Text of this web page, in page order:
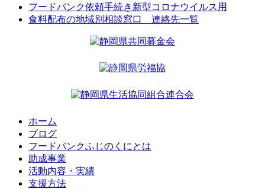
フードバンク依頼手続き新型コロナウイルス用
食料配布の地域別相談窓口 連絡先一覧
ホーム
ブログ
フードバンクふじのくにとは
助成事業
活動内容・実績
支援方法